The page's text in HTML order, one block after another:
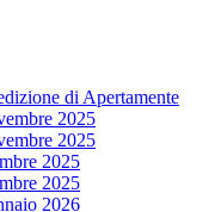
di Apertamente
2025
2025
2025
2025
2026